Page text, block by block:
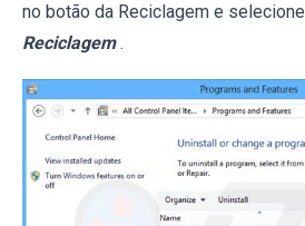
no botão da Reciclagem e selecione
Reciclagem .